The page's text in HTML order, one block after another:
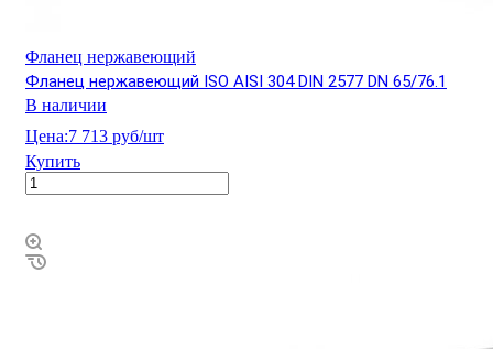
Фланец нержавеющий
Фланец нержавеющий ISO AISI 304 DIN 2577 DN 65/76.1
В наличии
Цена:7 713 руб/шт
Купить